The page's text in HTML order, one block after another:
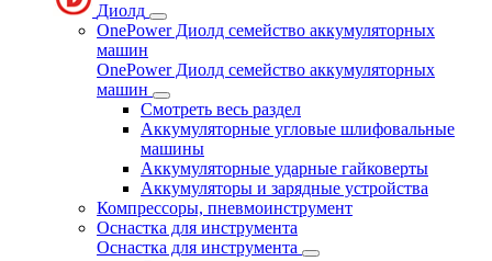
Диолд
OnePower Диолд семейство аккумуляторных
машин
OnePower Диолд семейство аккумуляторных
машин
Смотреть весь раздел
Аккумуляторные угловые шлифовальные
машины
Аккумуляторные ударные гайковерты
Аккумуляторы и зарядные устройства
Компрессоры, пневмоинструмент
Оснастка для инструмента
Оснастка для инструмента